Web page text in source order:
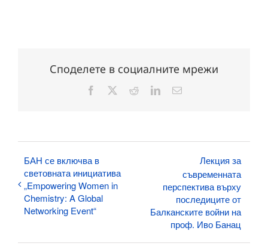
Споделете в социалните мрежи
Facebook RedditLinkedInЕлектронна
БАН се включва в
световната инициатива
„Empowering Women in
Chemistry: A Global
Networking Event“
Лекция за
съвременната
перспектива върху
последиците от
Балканските войни на
проф. Иво Банац